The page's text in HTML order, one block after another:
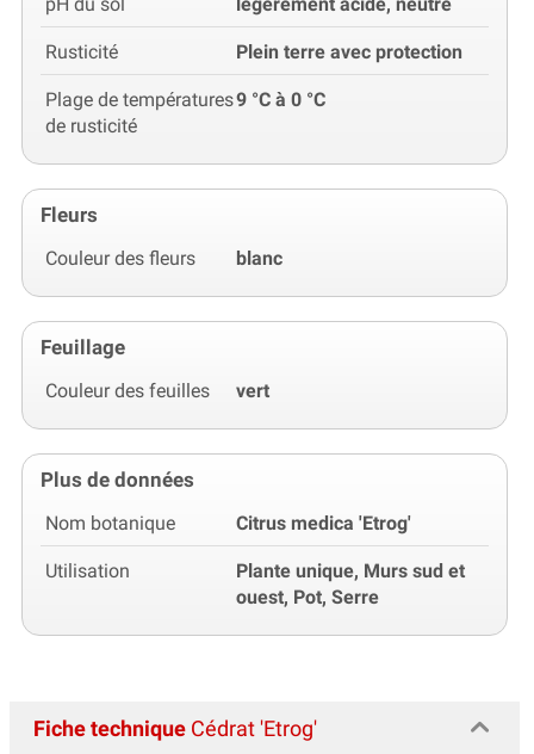
Rusticité Plein terre avec protection
Plage de températures
de rusticité
9 °C à 0 °C
Fleurs
Couleur des fleurs blanc
Feuillage
Couleur des feuilles vert
Plus de données
Nom botanique Citrus medica 'Etrog'
Utilisation
Plante unique, Murs sud et
ouest, Pot, Serre
Fiche technique Cédrat 'Etrog'